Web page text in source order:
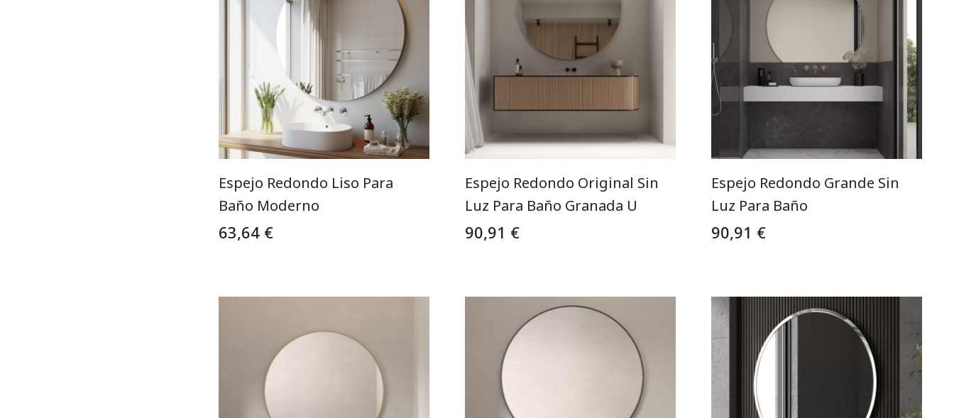
Espejo Redondo Liso Para
Baño Moderno
63,64 €
Espejo Redondo Original Sin
Luz Para Baño Granada U
90,91 €
Espejo Redondo Grande Sin
Luz Para Baño
90,91 €